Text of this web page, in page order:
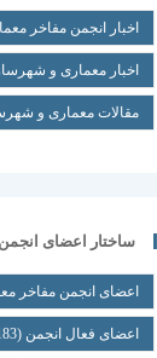
اخبار انجمن مفاخر
اخبار معماری و
مقالات معماری و
ساختار اعضای انجمن
اعضای انجمن مفاخر
اعضای فعال انجمن (183)